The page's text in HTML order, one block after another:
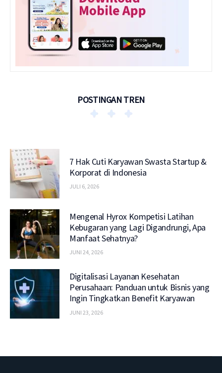
POSTINGAN TREN
7 Hak Cuti Karyawan Swasta Startup &
Korporat di Indonesia
JULI 6, 2026
Mengenal Hyrox Kompetisi Latihan
Kebugaran yang Lagi Digandrungi, Apa
Manfaat Sehatnya?
JUNI 24, 2026
Digitalisasi Layanan Kesehatan
Perusahaan: Panduan untuk Bisnis yang
Ingin Tingkatkan Benefit Karyawan
JUNI 23, 2026